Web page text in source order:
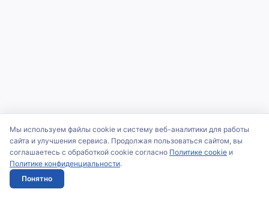
Мы используем файлы cookie и систему веб-аналитики для работы
сайта и улучшения сервиса. Продолжая пользоваться сайтом, вы
соглашаетесь с обработкой cookie согласно Политике cookie и
Политике конфиденциальности.
Понятно